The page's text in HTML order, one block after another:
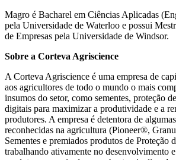
Magro é Bacharel em Ciências Aplicadas
pela Universidade de Waterloo e possui
de Empresas pela Universidade de Windsor.
Sobre a Corteva Agriscience
A Corteva Agriscience é uma empresa de
aos agricultores de todo o mundo o mais
insumos do setor, como sementes, proteção
digitais para maximizar a produtividade e a
produtores. A empresa é detentora de
reconhecidas na agricultura (Pioneer®,
Sementes e premiados produtos de Proteção
trabalhando ativamente no desenvolvimento